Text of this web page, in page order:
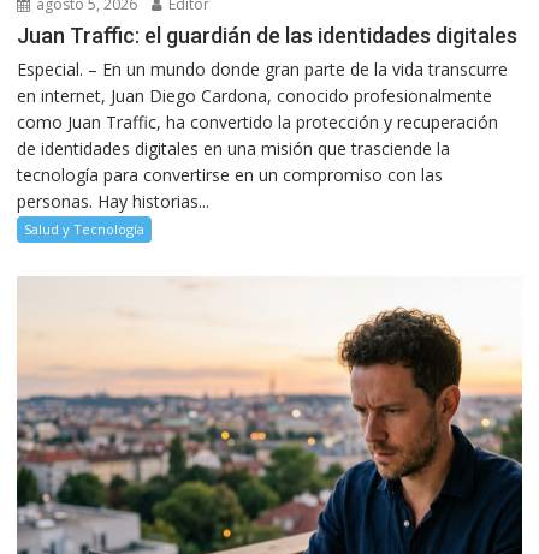
Juan Traffic: el guardián de las identidades digitales
Especial. – En un mundo donde gran parte de la vida transcurre
en internet, Juan Diego Cardona, conocido profesionalmente
como Juan Traffic, ha convertido la protección y recuperación
de identidades digitales en una misión que trasciende la
tecnología para convertirse en un compromiso con las
personas. Hay historias...
Salud y Tecnología